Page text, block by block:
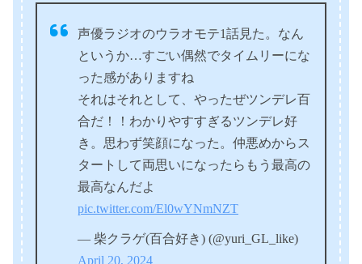
声優ラジオのウラオモテ1話見た。なん
というか…すごい偶然でタイムリーにな
った感がありますね
それはそれとして、やったぜツンデレ百
合だ！！わかりやすすぎるツンデレ好
き。思わず笑顔になった。仲悪めからス
タートして両思いになったらもう最高の
最高なんだよ
pic.twitter.com/El0wYNmNZT
— 柴クラゲ(百合好き) (@yuri_GL_like)
April 20, 2024